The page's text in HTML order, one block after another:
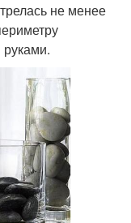
не менее